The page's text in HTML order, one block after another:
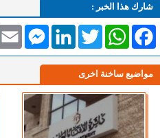
شارك هذا الخبر :
Email
MessengerLinkedInTwitterWhatsAppFacebook
مواضيع ساخنة اخرى